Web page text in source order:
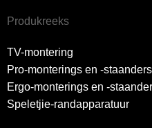
Produkreeks
TV-montering
Pro-monterings en -staanders
Ergo-monterings en -
Speletjie-randapparatuur